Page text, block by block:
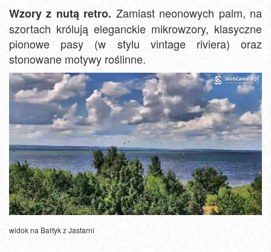
Wzory z nutą retro. Zamiast neonowych palm, na
szortach królują eleganckie mikrowzory, klasyczne
pionowe pasy (w stylu vintage riviera) oraz
stonowane motywy roślinne.
widok na Bałtyk z Jastarni